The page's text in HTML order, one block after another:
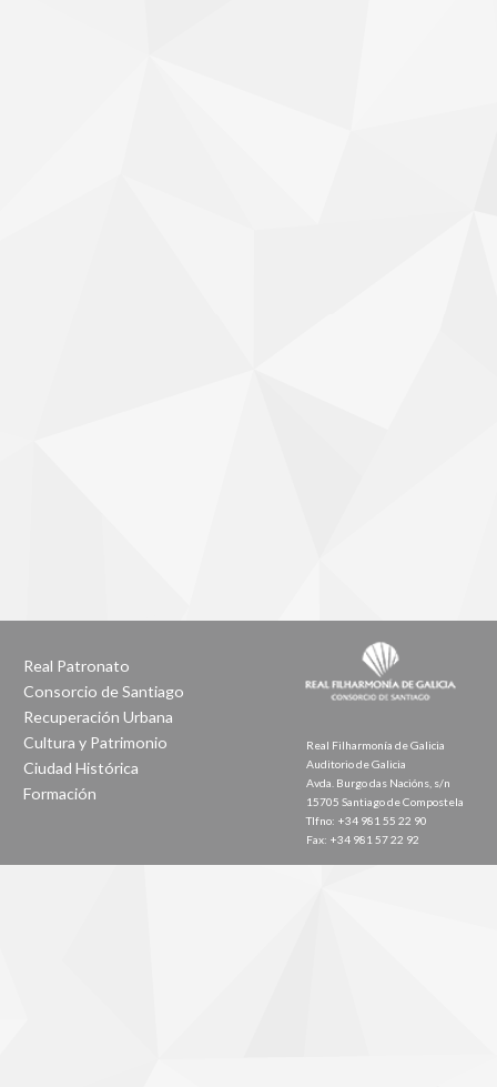
Real Patronato
Consorcio de Santiago
Recuperación Urbana
Cultura y Patrimonio
Ciudad Histórica
Formación
Real Filharmonía de Galicia
Auditorio de Galicia
Avda. Burgo das Nacións, s/n
15705 Santiago de Compostela
Tlfno: +34 981 55 22 90
Fax: +34 981 57 22 92